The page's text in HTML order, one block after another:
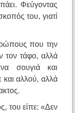
Φεύγοντας
του, γιατί
που την
τον τάφο, αλλά
σουγιά και
και αλλού, αλλά
του είπε: «Δεν